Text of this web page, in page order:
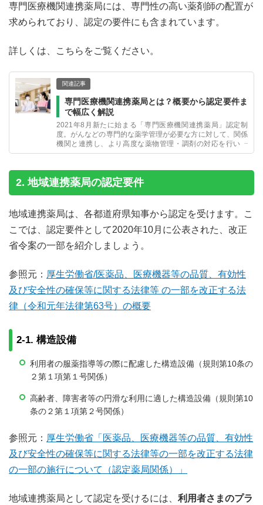
専門医療機関連携薬局には、専門性の高い薬剤師の配置が
求められており、認定の要件にも含まれています。
詳しくは、こちらをご覧ください。
関連記事
専門医療機関連携薬局とは？概要から認定要件ま
で幅広く解説
2021年8月新たに始まる「専門医療機関連携薬局」認定制
度。がんなどの専門的な薬学管理が必要な方に対して、関係
機関と連携し、より高度な薬物管理・調剤の対応を行いま
す。ここでは、その概要や認定要件等を詳しくご紹介しま
2. 地域連携薬局の認定要件
地域連携薬局は、各都道府県知事から認定を受けます。こ
こでは、認定要件として2020年10月に公表された、改正
省令案の一部を紹介しましょう。
参照元： 厚生労働省/医薬品、医療機器等の品質、有効性
及び安全性の確保等に関する法律等 の一部を改正する法
律（令和元年法律第63号）の概要
2-1. 構造設備
利用者の服薬指導等の際に配慮した構造設備（規則第10条の
２第１項第１号関係）
高齢者、障害者等の円滑な利用に適した構造設備（規則第10
条の２第１項第２号関係）
参照元： 厚生労働省「医薬品、医療機器等の品質、有効性
及び安全性の確保等に関する法律等の一部を改正する法律
の一部の施行について（認定薬局関係）」
地域連携薬局として認定を受けるには、 利用者さまのプラ